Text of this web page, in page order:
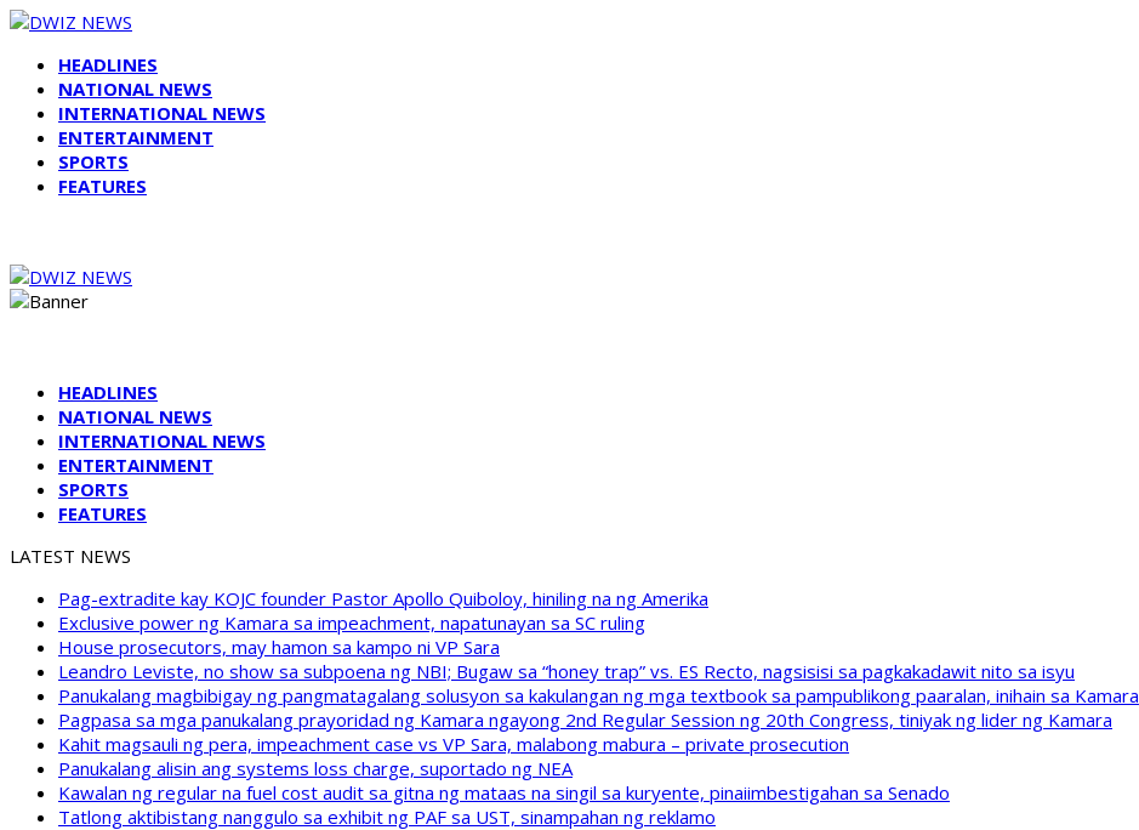
HEADLINES
NATIONAL NEWS
INTERNATIONAL NEWS
ENTERTAINMENT
SPORTS
FEATURES
HEADLINES
NATIONAL NEWS
INTERNATIONAL NEWS
ENTERTAINMENT
SPORTS
FEATURES
LATEST NEWS
Pag-extradite kay KOJC founder Pastor Apollo Quiboloy, hiniling na ng Amerika
Exclusive power ng Kamara sa impeachment, napatunayan sa SC ruling
House prosecutors, may hamon sa kampo ni VP Sara
Leandro Leviste, no show sa subpoena ng NBI; Bugaw sa “honey trap” vs. ES Recto, nagsisisi sa pagkakadawit nito sa isyu
Panukalang magbibigay ng pangmatagalang solusyon sa kakulangan ng mga textbook sa pampublikong paaralan, inihain sa Kamara
Pagpasa sa mga panukalang prayoridad ng Kamara ngayong 2nd Regular Session ng 20th Congress, tiniyak ng lider ng Kamara
Kahit magsauli ng pera, impeachment case vs VP Sara, malabong mabura – private prosecution
Panukalang alisin ang systems loss charge, suportado ng NEA
Kawalan ng regular na fuel cost audit sa gitna ng mataas na singil sa kuryente, pinaiimbestigahan sa Senado
Tatlong aktibistang nanggulo sa exhibit ng PAF sa UST, sinampahan ng reklamo